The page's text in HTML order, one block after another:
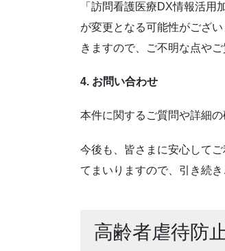
「訪問看護医療DX情報活
が変更となる可能性がござ
きますので、ご不明な点や
4. お問い合わせ
本件に関するご質問や詳細
今後も、皆さまに安心して
てまいりますので、引き続
高齢者虐待防